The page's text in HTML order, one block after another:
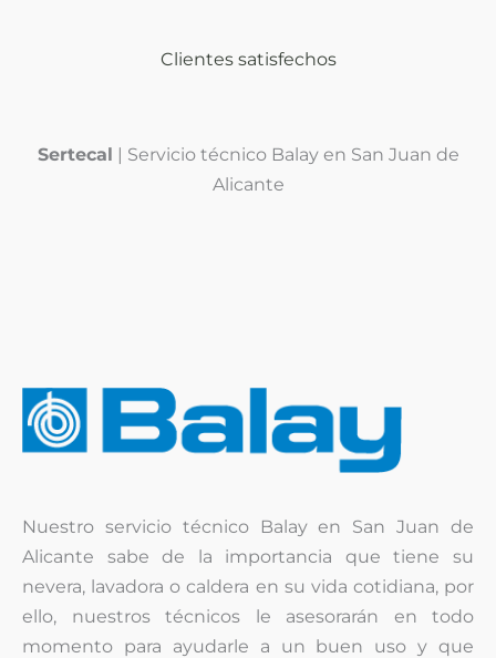
Clientes satisfechos
Sertecal | Servicio técnico Balay en San Juan de
Alicante
Nuestro servicio técnico Balay en San Juan de
Alicante sabe de la importancia que tiene su
nevera, lavadora o caldera en su vida cotidiana, por
ello, nuestros técnicos le asesorarán en todo
momento para ayudarle a un buen uso y que